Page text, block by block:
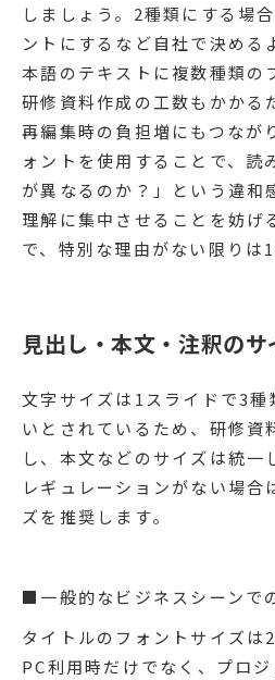
しましょう。2種類にする場
ントにするなど自社で決める
本語のテキストに複数種類の
研修資料作成の工数もかかる
再編集時の負担増にもつなが
ォントを使用することで、読
が異なるのか？」という違和
理解に集中させることを妨げ
で、特別な理由がない限りは
見出し・本文・注釈の
文字サイズは1スライドで3種
いとされているため、研修資
し、本文などのサイズは統一
レギュレーションがない場合
ズを推奨します。
■一般的なビジネスシーンで
タイトルのフォントサイズは
PC利用時だけでなく、プロ